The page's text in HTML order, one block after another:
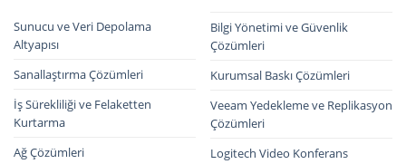
Sunucu ve Veri Depolama
Altyapısı
Sanallaştırma Çözümleri
İş Sürekliliği ve Felaketten
Kurtarma
Ağ Çözümleri
Bilgi Yönetimi ve Güvenlik
Çözümleri
Kurumsal Baskı Çözümleri
Veeam Yedekleme ve Replikasyon
Çözümleri
Logitech Video Konferans